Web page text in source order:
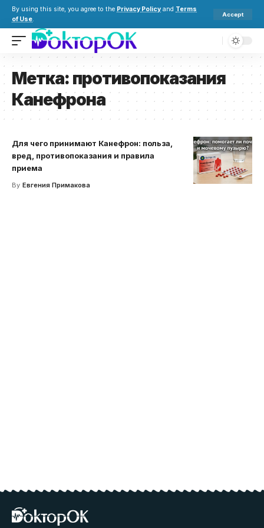
By using this site, you agree to the Privacy Policy and Terms
of Use.
Accept
Метка: противопоказания
Канефрона
Для чего принимают Канефрон: польза,
вред, противопоказания и правила
приема
By Евгения Примакова